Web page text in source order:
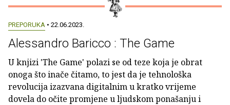
PREPORUKA • 22.06.2023.
Alessandro Baricco : The Game
U knjizi 'The Game' polazi se od teze koja je obrat
onoga što inače čitamo, to jest da je tehnološka
revolucija izazvana digitalnim u kratko vrijeme
dovela do očite promjene u ljudskom ponašanju i